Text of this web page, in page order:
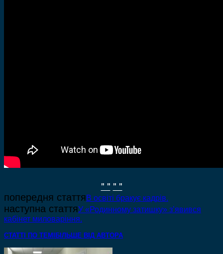
" " " "
попередня статтяВ освіті бракує кадрів.
наступна статтяУ «Родинному затишку» з’явився
кабінет миловаріння.
СТАТТІ ПО ТЕМІ БІЛЬШЕ ВІД АВТОРА